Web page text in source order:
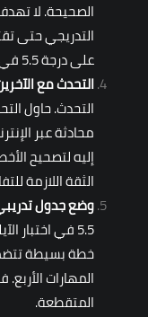
الصحيحة. لا
التدريجي حتى
على درجة 5.5 في الآيلتس.
التحدث مع
التحدث. حاول
محادثة عبر
إليه لتصحيح
الثقة اللازمة
وضع جدول
5.5 في اختبار
خطة بسيطة
المهارات
المتقطعة.